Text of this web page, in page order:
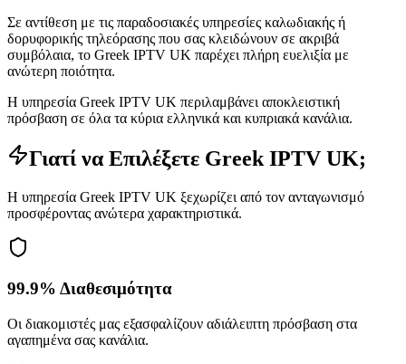
Σε αντίθεση με τις παραδοσιακές υπηρεσίες καλωδιακής ή
δορυφορικής τηλεόρασης που σας κλειδώνουν σε ακριβά
συμβόλαια, το Greek IPTV UK παρέχει πλήρη ευελιξία με
ανώτερη ποιότητα.
Η υπηρεσία Greek IPTV UK περιλαμβάνει αποκλειστική
πρόσβαση σε όλα τα κύρια ελληνικά και κυπριακά κανάλια.
Γιατί να Επιλέξετε Greek IPTV UK;
Η υπηρεσία Greek IPTV UK ξεχωρίζει από τον ανταγωνισμό
προσφέροντας ανώτερα χαρακτηριστικά.
99.9% Διαθεσιμότητα
Οι διακομιστές μας εξασφαλίζουν αδιάλειπτη πρόσβαση στα
αγαπημένα σας κανάλια.